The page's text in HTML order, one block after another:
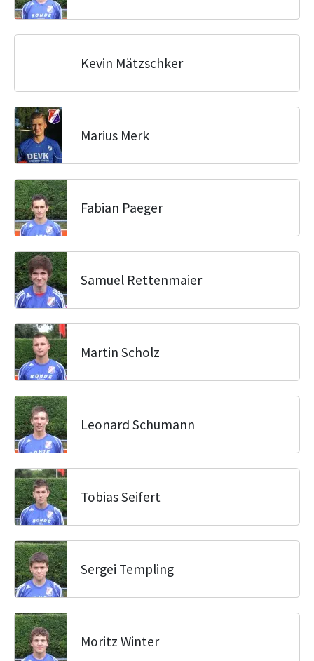
Kevin Mätzschker
Marius Merk
Fabian Paeger
Samuel Rettenmaier
Martin Scholz
Leonard Schumann
Tobias Seifert
Sergei Templing
Moritz Winter